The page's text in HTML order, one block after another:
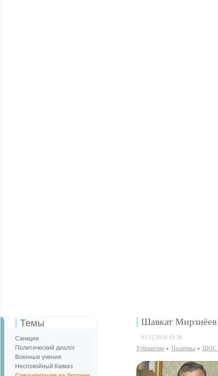
Темы
Санкции
Политический диалог
Военные учения
Неспокойный Кавказ
Шавкат Мирзиёев
05.12.2016 10:38
Узбекистан Политика ШОС